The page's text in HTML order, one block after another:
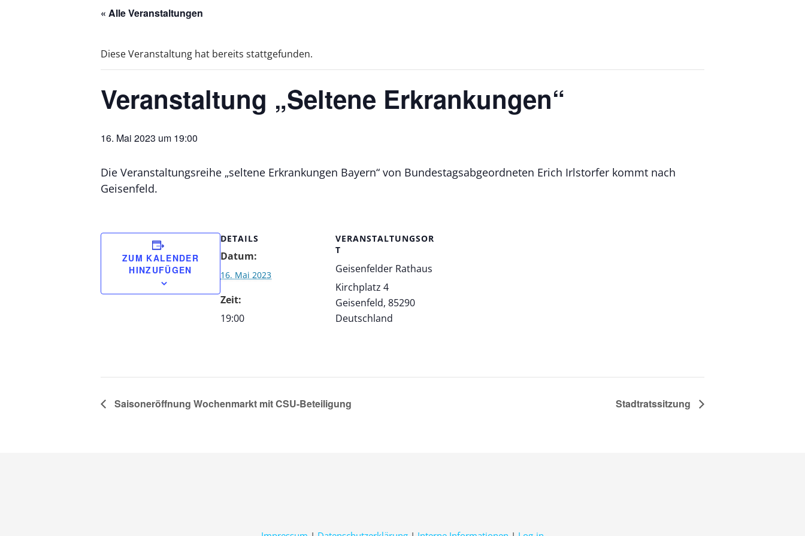
« Alle Veranstaltungen
Diese Veranstaltung hat bereits stattgefunden.
Veranstaltung „Seltene Erkrankungen“
16. Mai 2023 um 19:00
Die Veranstaltungsreihe „seltene Erkrankungen Bayern“ von Bundestagsabgeordneten Erich Irlstorfer kommt nach
Geisenfeld.
ZUM KALENDER
HINZUFÜGEN
DETAILS
Datum:
16. Mai 2023
Zeit:
19:00
VERANSTALTUNGSOR
T
Geisenfelder Rathaus
Kirchplatz 4
Geisenfeld, 85290
Deutschland
Saisoneröffnung Wochenmarkt mit CSU-Beteiligung Stadtratssitzung